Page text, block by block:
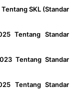
SKL (Standar
Tentang Standar
Tentang Standar
Tentang Standar